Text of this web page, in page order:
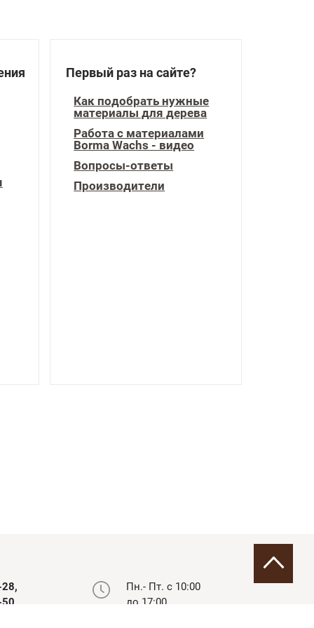
Первый раз на сайте?
Как подобрать нужные
материалы для дерева
Работа с материалами
Borma Wachs - видео
Вопросы-ответы
Производители
Пн.- Пт. с 10:00
до 17:00